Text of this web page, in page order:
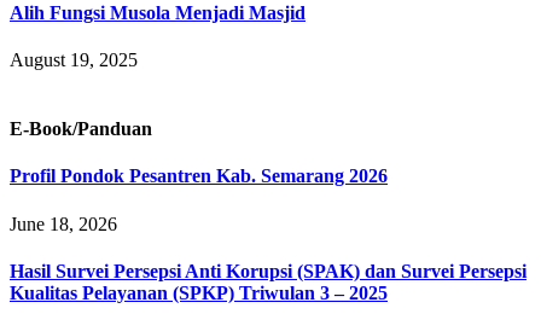
Alih Fungsi Musola Menjadi Masjid
August 19, 2025
E-Book/Panduan
Profil Pondok Pesantren Kab. Semarang 2026
June 18, 2026
Hasil Survei Persepsi Anti Korupsi (SPAK) dan Survei Persepsi
Kualitas Pelayanan (SPKP) Triwulan 3 – 2025